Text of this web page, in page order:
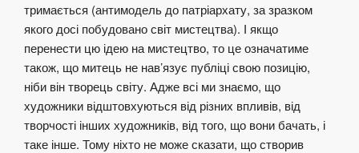
тримається (антимодель до патріархату, за зразком
якого досі побудовано світ мистецтва). І якщо
перенести цю ідею на мистецтво, то це означатиме
також, що митець не нав’язує публіці свою позицію,
ніби він творець світу. Адже всі ми знаємо, що
художники відштовхуються від різних впливів, від
творчості інших художників, від того, що вони бачать, і
таке інше. Тому ніхто не може сказати, що створив